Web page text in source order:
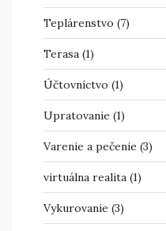
Teplárenstvo (7)
Terasa (1)
Účtovníctvo (1)
Upratovanie (1)
Varenie a pečenie (3)
virtuálna realita (1)
Vykurovanie (3)